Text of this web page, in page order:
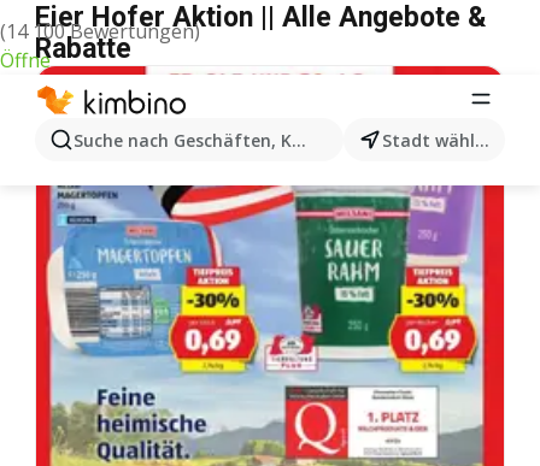
(14 100 Bewertungen)
Öffne
Suche nach Geschäften, Kategorien, Produkten...
Stadt wählen
Eier Hofer Aktion || Alle Angebote &
Rabatte